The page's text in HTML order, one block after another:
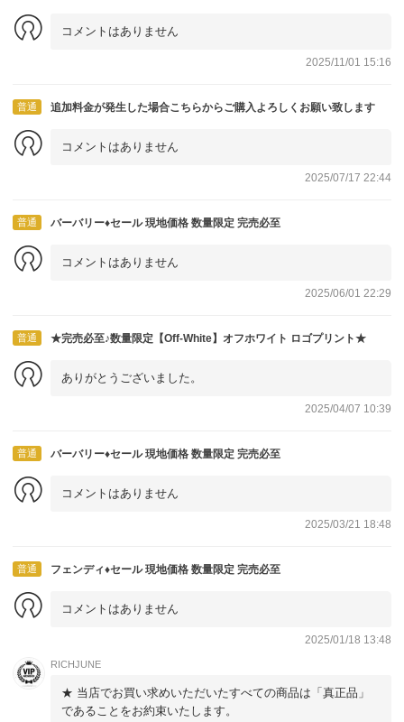
コメントはありません
2025/11/01 15:16
普通 追加料金が発生した場合こちらからご購入よろしくお願い致します
コメントはありません
2025/07/17 22:44
普通 バーバリー♦セール 現地価格 数量限定 完売必至
コメントはありません
2025/06/01 22:29
普通 ★完売必至♪数量限定【Off-White】オフホワイト ロゴプリント★
ありがとうございました。
2025/04/07 10:39
普通 バーバリー♦セール 現地価格 数量限定 完売必至
コメントはありません
2025/03/21 18:48
普通 フェンディ♦セール 現地価格 数量限定 完売必至
コメントはありません
2025/01/18 13:48
RICHJUNE
★ 当店でお買い求めいただいたすべての商品は「真正品」
であることをお約束いたします。